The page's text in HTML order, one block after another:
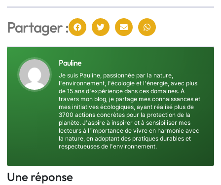
Partager :
Pauline
Je suis Pauline, passionnée par la nature,
l'environnement, l'écologie et l'énergie, avec plus
de 15 ans d'expérience dans ces domaines. À
travers mon blog, je partage mes connaissances et
mes initiatives écologiques, ayant réalisé plus de
3700 actions concrètes pour la protection de la
planète. J'aspire à inspirer et à sensibiliser mes
lecteurs à l'importance de vivre en harmonie avec
la nature, en adoptant des pratiques durables et
respectueuses de l'environnement.
Une réponse